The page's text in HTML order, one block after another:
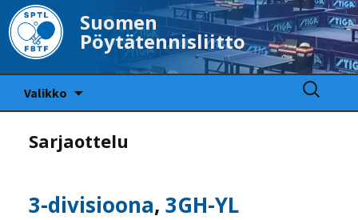
Suomen
Pöytätennisliitto
Valikko
Haku:
Sarjaottelu
3-divisioona,3GH-YL